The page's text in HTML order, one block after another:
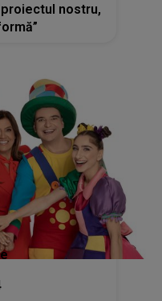
proiectul nostru,